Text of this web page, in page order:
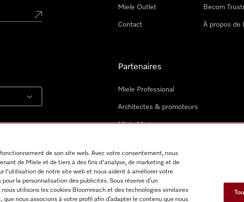
Miele Outlet
Contact
Becom
À propos de
Partenaires
Miele Professional
Architectes & promoteurs
Miele Marine
de son site web. Avec votre consentement, nous
de Miele et de tiers à des fins d'analyse, de marketing et de
l'utilisation de notre site web et nous aident à améliorer votre
la personnalisation des publicités. Sous réserve d’un
utilisons les cookies Bloomreach et des technologies similaires
nous associons à votre profil afin d’adapter le contenu que nous